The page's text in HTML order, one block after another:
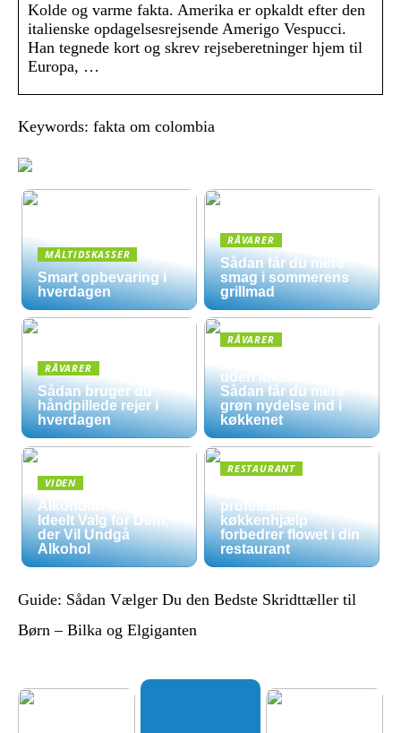
Kolde og varme fakta. Amerika er opkaldt efter den
italienske opdagelsesrejsende Amerigo Vespucci.
Han tegnede kort og skrev rejseberetninger hjem til
Europa, …
Keywords: fakta om colombia
MÅLTIDSKASSER
Smart opbevaring i
hverdagen
RÅVARER
Sådan får du mere
smag i sommerens
grillmad
RÅVARER
Sådan bruger du
håndpillede rejer i
hverdagen
RÅVARER
uden luksuspriser:
Sådan får du mere
grøn nydelse ind i
køkkenet
VIDEN
Alkoholfri Vine: Et
Ideelt Valg for Dem,
der Vil Undgå
Alkohol
RESTAURANT
professionel
køkkenhjælp
forbedrer flowet i din
restaurant
Guide: Sådan Vælger Du den Bedste Skridttæller til
Børn – Bilka og Elgiganten